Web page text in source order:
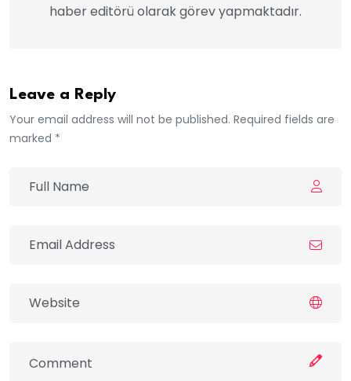
haber editörü olarak görev yapmaktadır.
Leave a Reply
Your email address will not be published. Required fields are
marked *